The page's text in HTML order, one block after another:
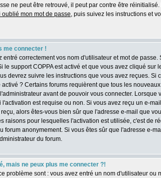
ne peut être retrouvé, il peut par contre être
oublié mon mot de passe, puis suivez les instructions et
me connecter !
entré correctement vos nom d'utilisateur et mot de passe.
le support COPPA est activé et que vous avez cliqué sur
devrez suivre les instructions que vous avez reçues. Si
? Certains forums requièrent que tous les
avant de pouvoir vous connecter. Lorsque
est requise ou non. Si vous avez reçu un e-
alors êtes-vous bien sûr que l'adresse e-mail que
raisons pour lesquelles l'activation est utilisée, c'est de
forum anonymement. Si vous êtes sûr que l'adresse e-
du forum.
mais ne peux plus me connecter ?!
problème sont : vous avez entré un nom d'utilisateur ou